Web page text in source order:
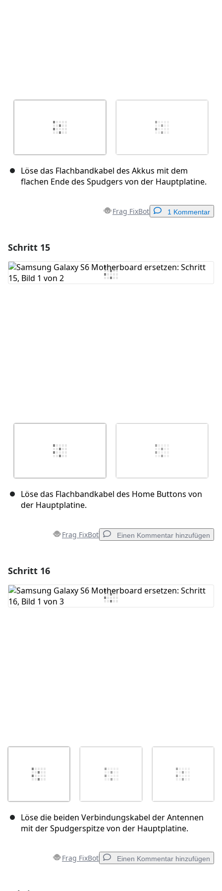
Löse das Flachbandkabel des Akkus mit dem
flachen Ende des Spudgers von der Hauptplatine.
Frag FixBot 1 Kommentar
Kommentar hinzufügen
Schritt 15
Löse das Flachbandkabel des Home Buttons von
der Hauptplatine.
Frag FixBot Einen Kommentar hinzufügen
Kommentar hinzufügen
Schritt 16
Löse die beiden Verbindungskabel der Antennen
mit der Spudgerspitze von der Hauptplatine.
Frag FixBot Einen Kommentar hinzufügen